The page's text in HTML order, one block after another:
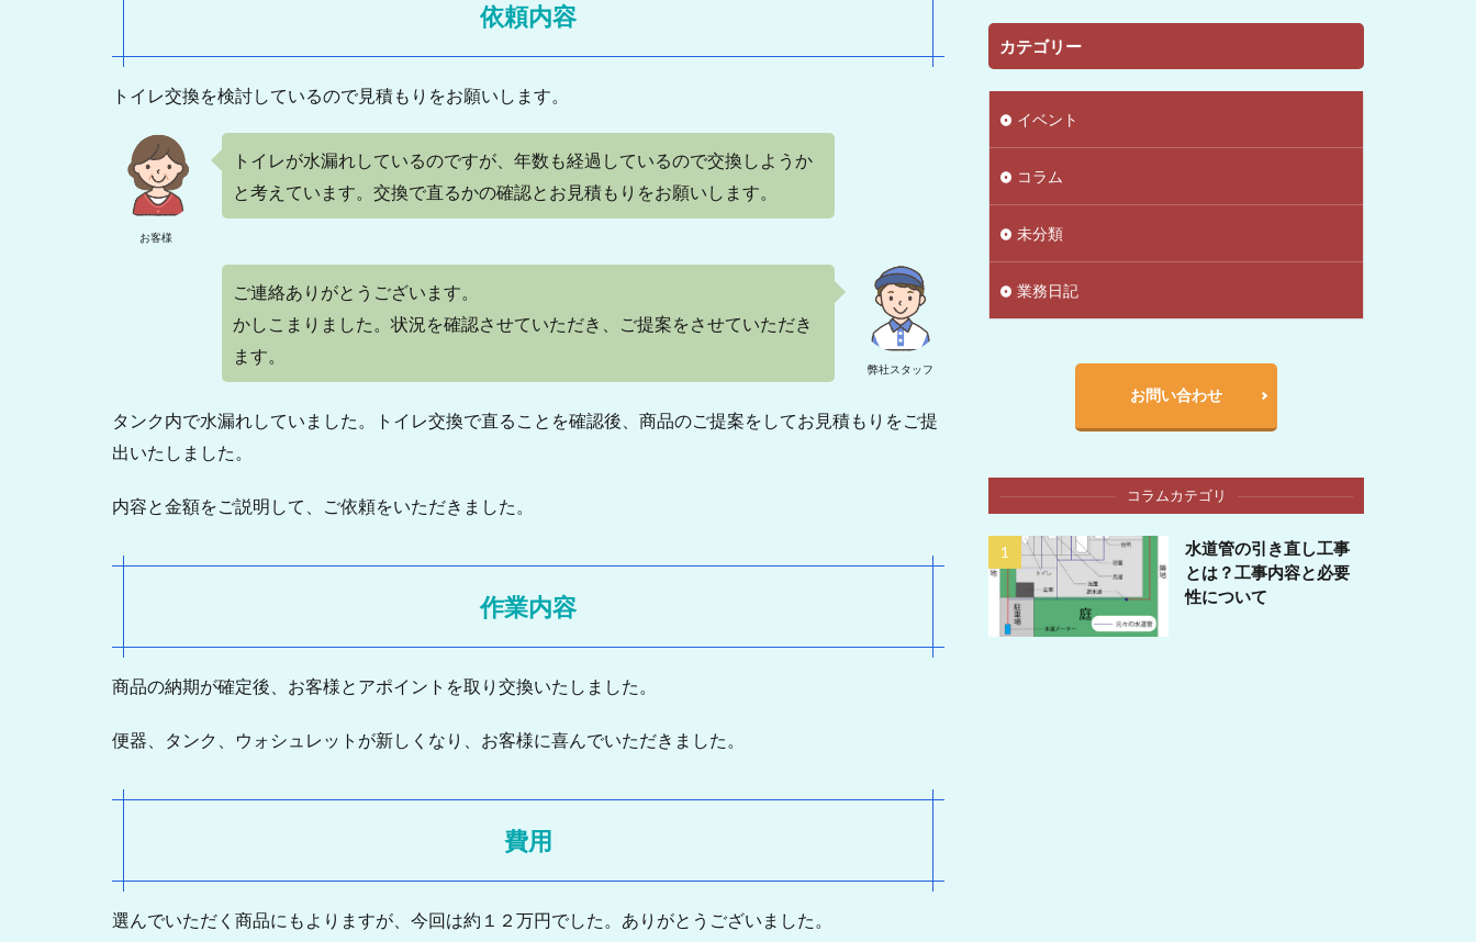
依頼内容
トイレ交換を検討しているので見積もりをお願いします。
お客様
トイレが水漏れしているのですが、年数も経過しているので交換しようか
と考えています。交換で直るかの確認とお見積もりをお願いします。
弊社スタッフ
ご連絡ありがとうございます。
かしこまりました。状況を確認させていただき、ご提案をさせていただき
ます。
タンク内で水漏れしていました。トイレ交換で直ることを確認後、商品のご提案をしてお見積もりをご提
出いたしました。
内容と金額をご説明して、ご依頼をいただきました。
作業内容
商品の納期が確定後、お客様とアポイントを取り交換いたしました。
便器、タンク、ウォシュレットが新しくなり、お客様に喜んでいただきました。
費用
選んでいただく商品にもよりますが、今回は約１２万円でした。ありがとうございました。
カテゴリー
イベント
コラム
未分類
業務日記
お問い合わせ
コラムカテゴリ
水道管の引き直し工事
とは？工事内容と必要
性について